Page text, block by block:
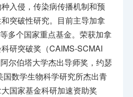
入侵，传染病传播机制和预
突破性研究。目前主导加拿
多个国家重点基金。荣获加拿
研突破奖（CAIMS-SCMAI
尔伯塔大学杰出导师奖，约瑟
国数学生物科学研究所杰出青
国家基金科研加速资助奖